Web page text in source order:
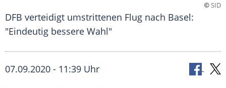
©SID
DFB verteidigt umstrittenen Flug nach Basel:
"Eindeutig bessere Wahl"
07.09.2020 - 11:39 Uhr